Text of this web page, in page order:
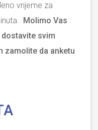
vrijeme za
Molimo Vas
svim
zamolite da anketu